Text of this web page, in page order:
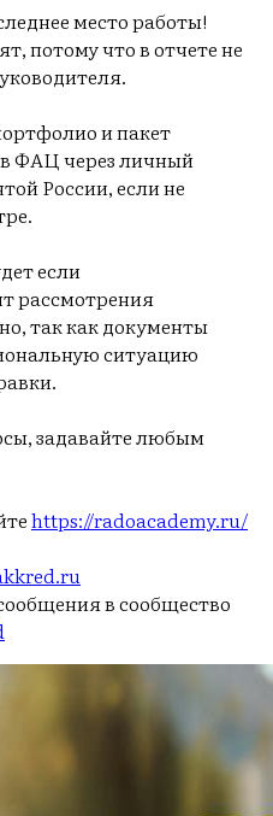
место работы!
потому что в отчете не
и пакет
ФАЦ через личный
России, если не
если
рассмотрения
так как документы
ситуацию
задавайте любым
https://radoacademy.ru/
в сообщество